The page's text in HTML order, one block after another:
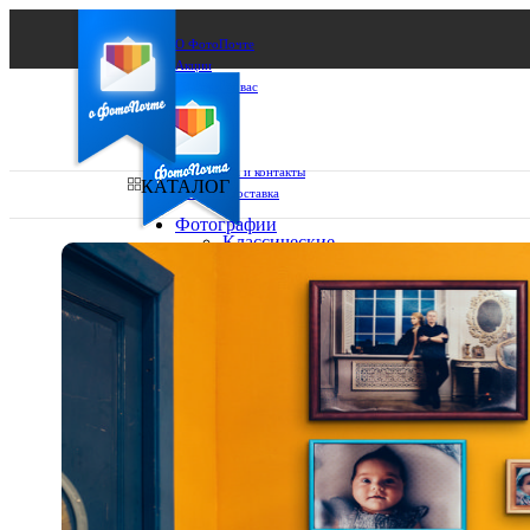
О ФотоПочте
Акции
Сделаем за вас
Бизнесу
FAQ
Франшиза
Поддержка и контакты
Оплата и доставка
Ваш город:
Выберите из списка:
КАТАЛОГ
Фотографии
Классические
10х10
10х15
13х18
15х15
20х30
30х30
30х40